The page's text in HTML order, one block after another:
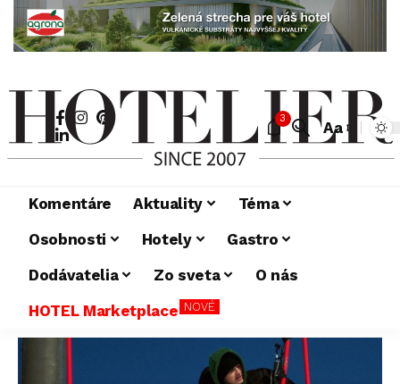
3
Aa
Komentáre Aktuality
Téma
Osobnosti
Hotely
Gastro
Dodávatelia
Zo sveta
O nás
HOTEL Marketplace NOVÉ